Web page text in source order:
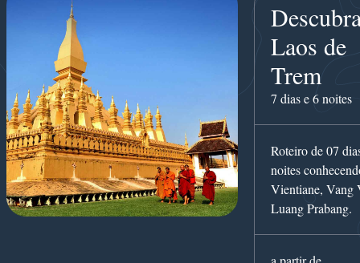
Laos de
Trem
7 dias e 6 noites
Roteiro de 07
noites
Vientiane, Vang
Luang Prabang.